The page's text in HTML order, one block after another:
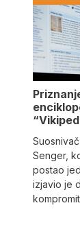
Senger,
postao
izjavio je